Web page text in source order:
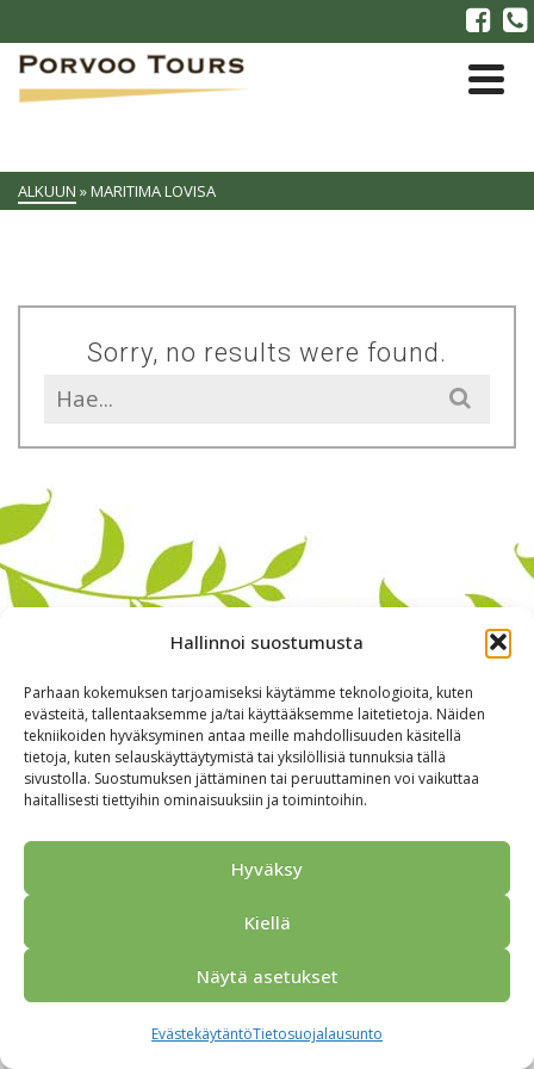
Hallinnoi suostumusta
Parhaan kokemuksen tarjoamiseksi käytämme teknologioita, kuten
evästeitä, tallentaaksemme ja/tai käyttääksemme laitetietoja. Näiden
tekniikoiden hyväksyminen antaa meille mahdollisuuden käsitellä
tietoja, kuten selauskäyttäytymistä tai yksilöllisiä tunnuksia tällä
sivustolla. Suostumuksen jättäminen tai peruuttaminen voi vaikuttaa
haitallisesti tiettyihin ominaisuuksiin ja toimintoihin.
Hyväksy
Kiellä
Näytä asetukset
EvästekäytäntöTietosuojalausunto
ALKUUN »MARITIMA LOVISA
Sorry, no results were found.
Search
for:
Alkuun Ryhmille Kokous & Ohjelmat
Yhteistyökumppanit
Tarjouspyyntö
Anna palautetta
Tietosuojaseloste
© 2026 Porvoo Tours - matkanjärjestäjä / FPW